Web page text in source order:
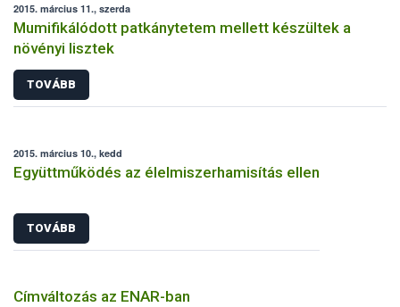
2015. március 11., szerda
Mumifikálódott patkánytetem mellett készültek a
növényi lisztek
TOVÁBB
2015. március 10., kedd
Együttműködés az élelmiszerhamisítás ellen
TOVÁBB
Címváltozás az ENAR-ban